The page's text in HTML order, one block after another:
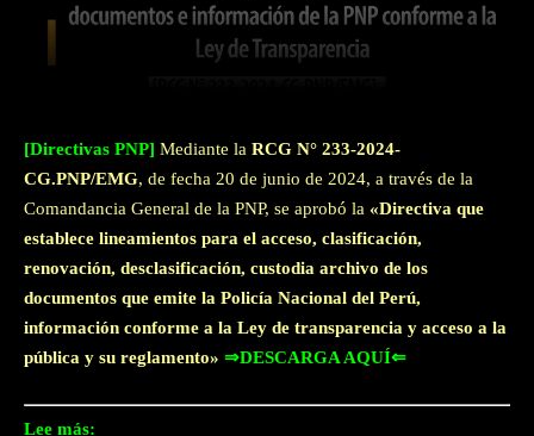
Twitter
[Directivas PNP] Mediante la RCG N° 233-2024-
CG.PNP/EMG, de fecha 20 de junio de 2024, a través de la
Comandancia General de la PNP, se aprobó la «Directiva que
establece lineamientos para el acceso, clasificación,
renovación, desclasificación, custodia archivo de los
documentos que emite la Policía Nacional del Perú,
información conforme a la Ley de transparencia y acceso a la
pública y su reglamentо» ⇒DESCARGA AQUÍ⇐
Lee más: